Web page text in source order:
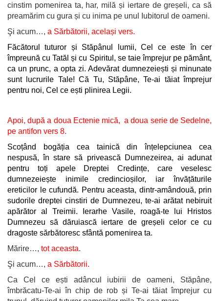
cinstim pomenirea ta, har, milă și iertare de greșeli, ca să
preamărim cu gura și cu inima pe unul Iubitorul de oameni.
Şi acum…, a Sărbătorii, același vers.
Făcătorul tuturor și Stăpânul lumii, Cel ce este în cer
împreună cu Tatăl și cu Spiritul, se taie împrejur pe pământ,
ca un prunc, a opta zi. Adevărat dumnezeiești și minunate
sunt lucrurile Tale! Că Tu, Stăpâne, Te-ai tăiat împrejur
pentru noi, Cel ce ești plinirea Legii.
Apoi, după a doua Ectenie mică, a doua serie de Sedelne,
pe antifon vers 8.
Scoțând bogăția cea tainică din înțelepciunea cea
nespusă, în stare să privească Dumnezeirea, ai adunat
pentru toți apele Dreptei Credințe, care veselesc
dumnezeiește inimile credincioșilor, iar învățăturile
ereticilor le cufundă. Pentru aceasta, dintr-amândouă, prin
sudorile dreptei cinstiri de Dumnezeu, te-ai arătat nebiruit
apărător al Treimii. Ierarhe Vasile, roagă-te lui Hristos
Dumnezeu să dăruiască iertare de greșeli celor ce cu
dragoste sărbătoresc sfântă pomenirea ta.
Mărire…, tot aceasta.
Şi acum…, a Sărbătorii.
Ca Cel ce ești adâncul iubirii de oameni, Stăpâne,
îmbrăcatu-Te-ai în chip de rob și Te-ai tăiat împrejur cu